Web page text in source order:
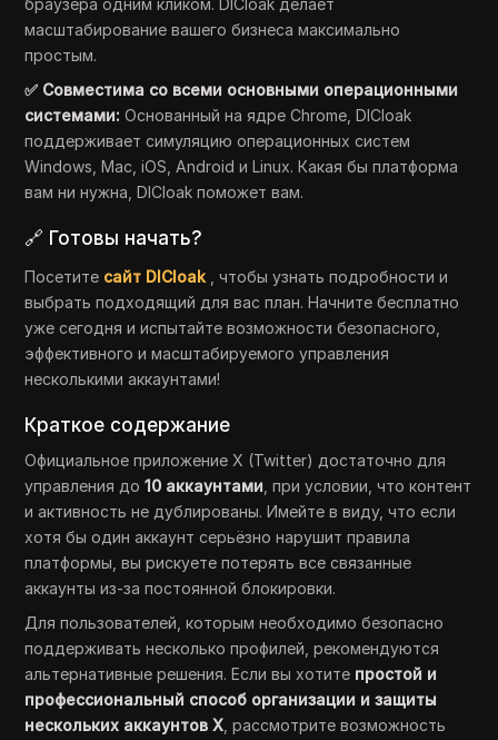
браузера одним кликом. DICloak делает
масштабирование вашего бизнеса максимально
простым.
✅ Совместима со всеми основными операционными
системами: Основанный на ядре Chrome, DICloak
поддерживает симуляцию операционных систем
Windows, Mac, iOS, Android и Linux. Какая бы платформа
вам ни нужна, DICloak поможет вам.
🔗 Готовы начать?
Посетите сайт DICloak , чтобы узнать подробности и
выбрать подходящий для вас план. Начните бесплатно
уже сегодня и испытайте возможности безопасного,
эффективного и масштабируемого управления
несколькими аккаунтами!
Краткое содержание
Официальное приложение X (Twitter) достаточно для
управления до10 аккаунтами , при условии, что контент
и активность не дублированы. Имейте в виду, что если
хотя бы один аккаунт серьёзно нарушит правила
платформы, вы рискуете потерять все связанные
аккаунты из-за постоянной блокировки.
Для пользователей, которым необходимо безопасно
поддерживать несколько профилей, рекомендуются
альтернативные решения. Если вы хотите простой и
профессиональный способ организации и защиты
нескольких аккаунтов X , рассмотрите возможность